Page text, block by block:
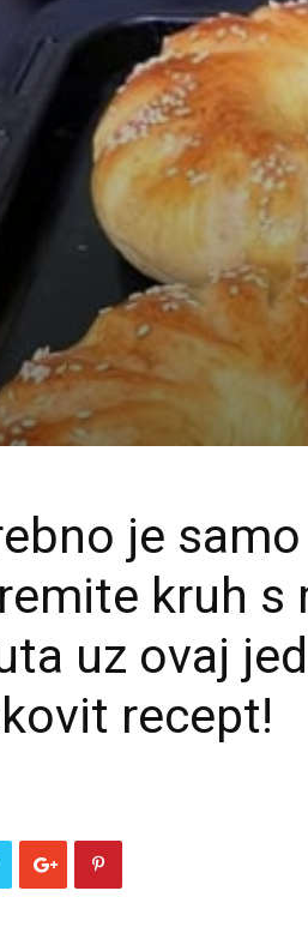
je
kruh s
uz ovaj
recept!